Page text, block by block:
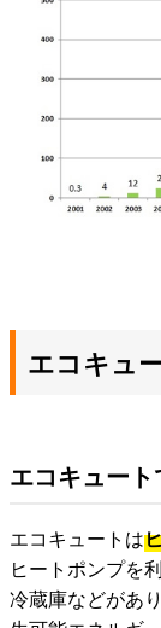
エコキュ
エコキュー
エコキュートは
ヒートポンプを
冷蔵庫などがあ